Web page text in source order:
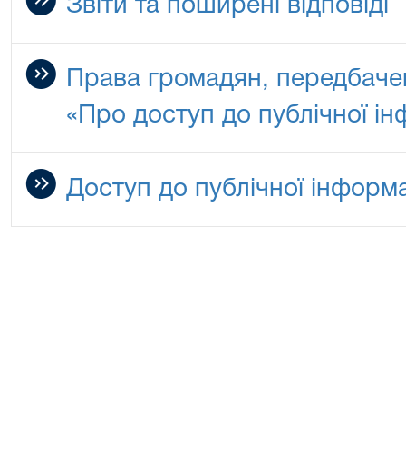
Звіти та поширені відповіді
Права громадян,
«Про доступ до публічної
Доступ до публічної